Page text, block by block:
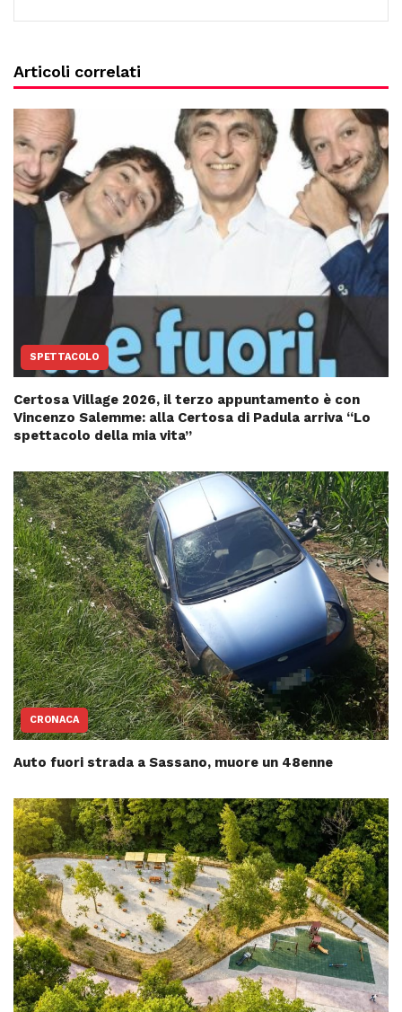
Articoli correlati
SPETTACOLO
Certosa Village 2026, il terzo appuntamento è con
Vincenzo Salemme: alla Certosa di Padula arriva “Lo
spettacolo della mia vita”
CRONACA
Auto fuori strada a Sassano, muore un 48enne